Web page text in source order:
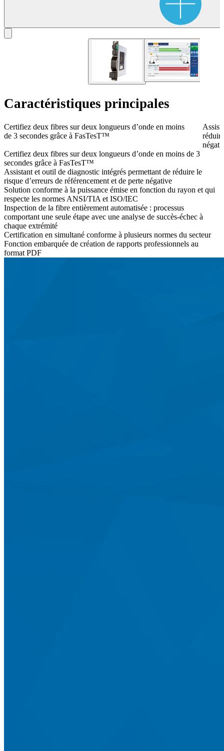
Caractéristiques principales
Certifiez deux fibres sur deux longueurs d’onde en moins
de 3 secondes grâce à FasTesT™
Certifiez deux fibres sur deux longueurs d’onde en moins de 3
secondes grâce à FasTesT™
Assistant et outil de diagnostic intégrés permettant de réduire le
risque d’erreurs de référencement et de perte négative
Solution conforme à la puissance émise en fonction du rayon et qui
respecte les normes ANSI/TIA et ISO/IEC
Inspection de la fibre entièrement automatisée : processus
comportant une seule étape avec une analyse de succès-échec à
chaque extrémité
Certification en simultané conforme à plusieurs normes du secteur
Fonction embarquée de création de rapports professionnels au
format PDF